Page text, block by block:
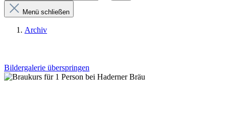
Menü schließen
Archiv
Bildergalerie überspringen